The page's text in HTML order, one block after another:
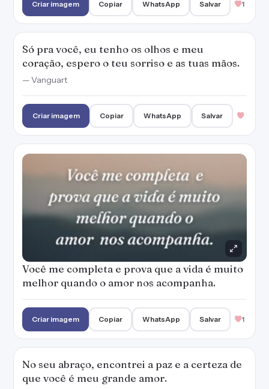
Criar imagem Copiar WhatsApp Salvar 1
Só pra você, eu tenho os olhos e meu
coração, espero o teu sorriso e as tuas mãos.
— Vanguart
Criar imagem Copiar WhatsApp Salvar
Você me completa e prova que a vida é muito
melhor quando o amor nos acompanha.
Criar imagem Copiar WhatsApp Salvar 1
No seu abraço, encontrei a paz e a certeza de
que você é meu grande amor.